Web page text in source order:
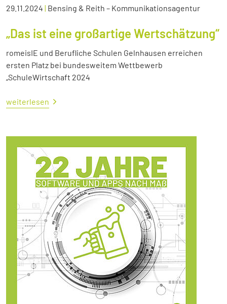
29.11.2024 | Bensing & Reith – Kommunikationsagentur
„Das ist eine großartige Wertschätzung“
romeisIE und Berufliche Schulen Gelnhausen erreichen
ersten Platz bei bundesweitem Wettbewerb
„SchuleWirtschaft 2024
weiterlesen